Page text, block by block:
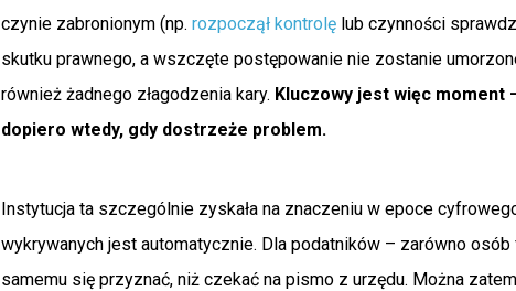
czynie zabronionym (np. rozpoczął kontrolę lub czynności
skutku prawnego, a wszczęte postępowanie nie zostanie
również żadnego złagodzenia kary. Kluczowy jest więc moment
dopiero wtedy, gdy dostrzeże problem.
Instytucja ta szczególnie zyskała na znaczeniu w epoce
wykrywanych jest automatycznie. Dla podatników – zarówno
samemu się przyznać, niż czekać na pismo z urzędu. Można